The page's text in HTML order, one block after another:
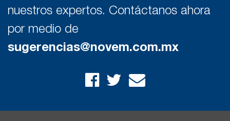
nuestros expertos. Contáctanos ahora
por medio de
sugerencias@novem.com.mx